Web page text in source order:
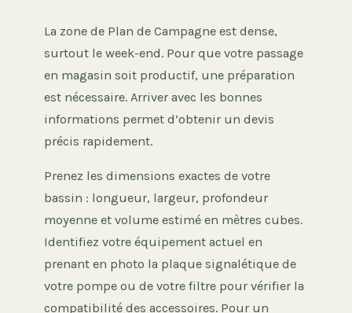
La zone de Plan de Campagne est dense,
surtout le week-end. Pour que votre passage
en magasin soit productif, une préparation
est nécessaire. Arriver avec les bonnes
informations permet d’obtenir un devis
précis rapidement.
Prenez les dimensions exactes de votre
bassin : longueur, largeur, profondeur
moyenne et volume estimé en mètres cubes.
Identifiez votre équipement actuel en
prenant en photo la plaque signalétique de
votre pompe ou de votre filtre pour vérifier la
compatibilité des accessoires. Pour un